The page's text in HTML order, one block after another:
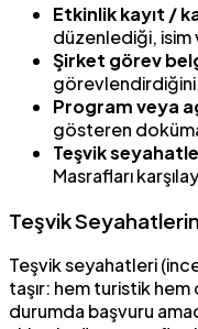
Etkinlik kayıt /
düzenlediği, isim
Şirket görev
görevlendirdiğini
Program veya
gösteren
Teşvik
Masrafları
Teşvik
Teşvik seyahatleri
taşır: hem turistik
durumda başvuru